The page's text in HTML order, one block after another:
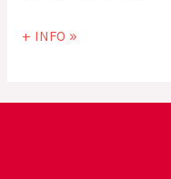
+ INFO »